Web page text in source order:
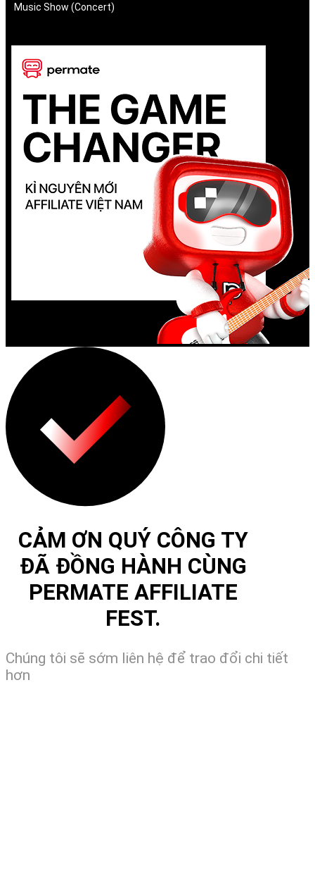
Music Show (Concert)
CẢM ƠN QUÝ CÔNG TY
ĐÃ ĐỒNG HÀNH CÙNG
PERMATE AFFILIATE
FEST.
Chúng tôi sẽ sớm liên hệ để trao đổi chi tiết
hơn